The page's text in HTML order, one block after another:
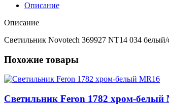
Описание
Описание
Светильник Novotech 369927 NT14 034
Похожие товары
Светильник Feron 1782 хром-белый